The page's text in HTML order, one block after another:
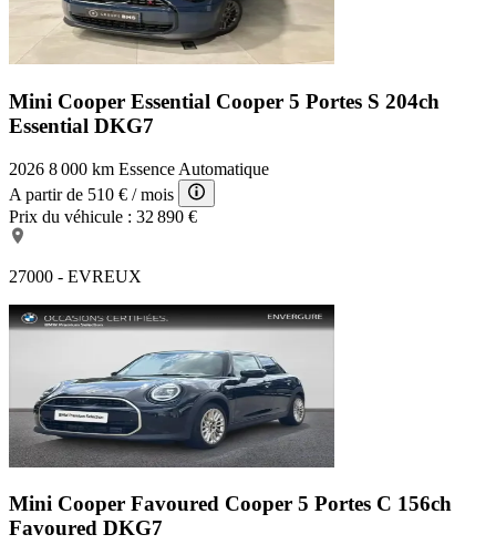
Mini Cooper Essential Cooper 5 Portes S 204ch
Essential DKG7
2026 8 000 km Essence Automatique
A partir de 510 € / mois
Prix du véhicule : 32 890 €
27000 - EVREUX
Mini Cooper Favoured Cooper 5 Portes C 156ch
Favoured DKG7